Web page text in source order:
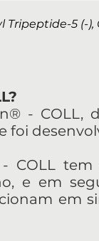
Tripeptide-5 (-),
- COLL,
foi
COLL
e em
em